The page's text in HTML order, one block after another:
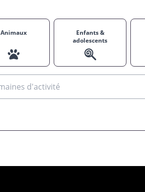
Animaux
Enfants &
adolescents